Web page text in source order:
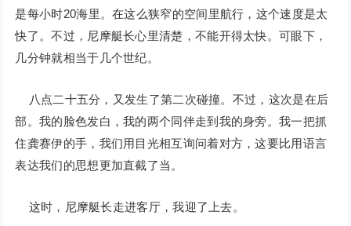
是每小时20海里。在这么狭窄的空间里航行，这个速度是太
快了。不过，尼摩艇长心里清楚，不能开得太快。可眼下，
几分钟就相当于几个世纪。
八点二十五分，又发生了第二次碰撞。不过，这次是在后
部。我的脸色发白，我的两个同伴走到我的身旁。我一把抓
住龚赛伊的手，我们用目光相互询问着对方，这要比用语言
表达我们的思想更加直截了当。
这时，尼摩艇长走进客厅，我迎了上去。